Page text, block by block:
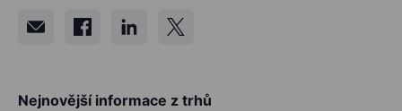
Nejnovější informace z trhů